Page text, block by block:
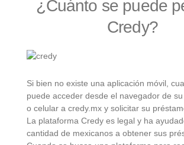
¿Cuánto se puede
Credy?
Si bien no existe una aplicación móvil,
puede acceder desde el navegador de
o celular a credy.mx y solicitar su
La plataforma Credy es legal y ha
cantidad de mexicanos a obtener sus